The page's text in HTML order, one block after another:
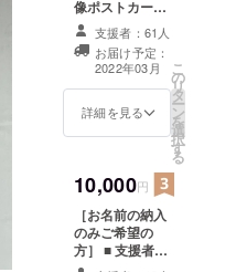
管理してき
ている文化
財。こうし
財を後世に
ために様々
な活動をし
ています。
像ポストカード
■ 修復報告書 ■
支援者様のお名
前を和紙に書い
て仏像内に納入
※支援時、必ず備
考欄にご希望の
県 姓名」という
格好となりま
す。 ■ 仏像オリ
ジナル手ぬぐい
支援者：61人
お届け予定：
2022年03月
詳細を見る
こ
の
リ
タ
ー
ン
を
選
択
す
る
10,000円
［お名前の納入
のみご希望の
方］ ■ 支援者様
のお名前を和紙